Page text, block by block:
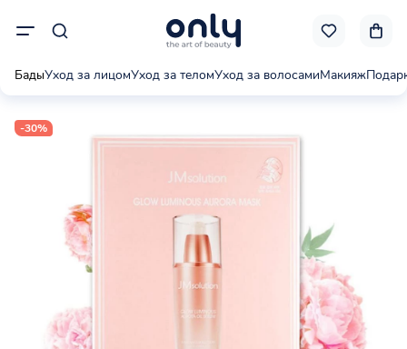
БадыУход за лицомУход за теломУход за волосамиМакияж
-30%